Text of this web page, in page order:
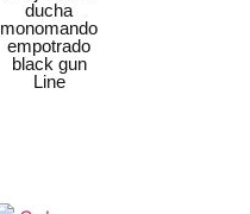
ducha
monomando
empotrado
black gun
Line